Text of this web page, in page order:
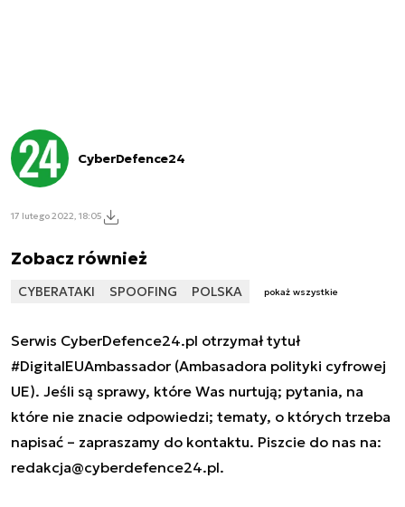
CyberDefence24
17 lutego 2022, 18:05
Zobacz również
CYBERATAKI SPOOFING POLSKA pokaż wszystkie
Serwis CyberDefence24.pl otrzymał tytuł
#DigitalEUAmbassador (Ambasadora polityki cyfrowej
UE). Jeśli są sprawy, które Was nurtują; pytania, na
które nie znacie odpowiedzi; tematy, o których trzeba
napisać – zapraszamy do kontaktu. Piszcie do nas na:
redakcja@cyberdefence24.pl.